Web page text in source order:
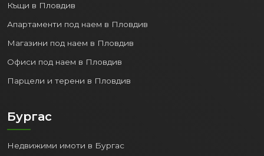
Üniversitesi gibi üniversiteler ülkenin
her yerinden ve yurtdışından
Varna Emlak Piyasasına
Etkileri
Къщи в Пловдив
Апартаменти под наем в Пловдив
Магазини под наем в Пловдив
Офиси под наем в Пловдив
Парцели и терени в Пловдив
Бургас
Недвижими имоти в Бургас